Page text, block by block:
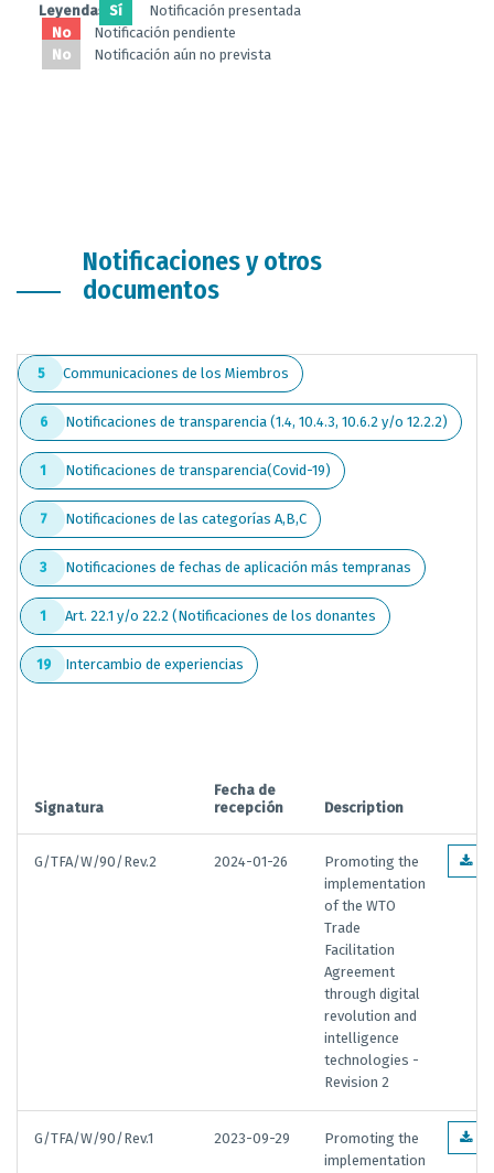
Leyendas: Sí
Notificación presentada
No
Notificación pendiente
No
Notificación aún no prevista
Notificaciones y otros
documentos
5 Communicaciones de los Miembros
6 Notificaciones de transparencia (1.4, 10.4.3, 10.6.2 y/o 12.2.2)
1 Notificaciones de transparencia(Covid-19)
7 Notificaciones de las categorías A,B,C
3 Notificaciones de fechas de aplicación más tempranas
1 Art. 22.1 y/o 22.2 (Notificaciones de los donantes
19 Intercambio de experiencias
Signatura
Fecha de
recepción
Description
G/TFA/W/90/Rev.2 2024-01-26
Promoting the
implementation
of the WTO
Trade
Facilitation
Agreement
through digital
revolution and
intelligence
technologies -
Revision 2
G/TFA/W/90/Rev.1 2023-09-29
Promoting the
implementation